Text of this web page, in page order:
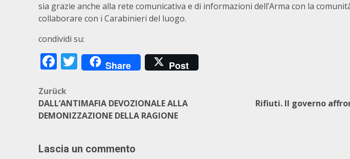
sia grazie anche alla rete comunicativa e di informazioni dell’Arma con la
collaborare con i Carabinieri del luogo.
condividi su:
Facebook
Twitter
Share Post
Beitragsnavigation
Zurück
DALL’ANTIMAFIA DEVOZIONALE ALLA
DEMONIZZAZIONE DELLA RAGIONE
Rifiuti. Il governo
Lascia un commento